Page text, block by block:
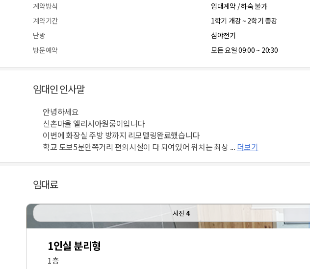
계약방식
임대계약 / 하숙 불가
계약기간
1학기 개강 ~ 2학기 종강
난방
심야전기
방문예약
모든 요일 09:00 ~ 20:30
임대인 인사말
안녕하세요
신촌마을 엘리시아원룸이입니다
이번에 화장실 주방 방까지 리모델링완료했습니다
학교 도보5분안쪽거리 편의시설이 다 되여있어 위치는 최상 ... 더보기
임대료
사진 4
1인실 분리형
1층